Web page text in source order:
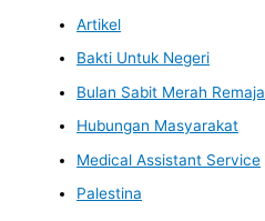
Artikel
Bakti Untuk Negeri
Bulan Sabit Merah Remaja
Hubungan Masyarakat
Medical Assistant Service
Palestina